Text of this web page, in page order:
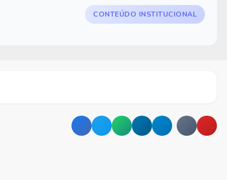
CONTEÚDO INSTITUCIONAL